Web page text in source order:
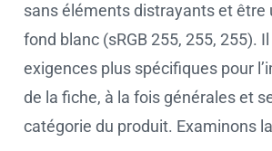
sans éléments distrayants et être
fond blanc (sRGB 255, 255, 255).
exigences plus spécifiques pour
de la fiche, à la fois générales et
catégorie du produit. Examinons